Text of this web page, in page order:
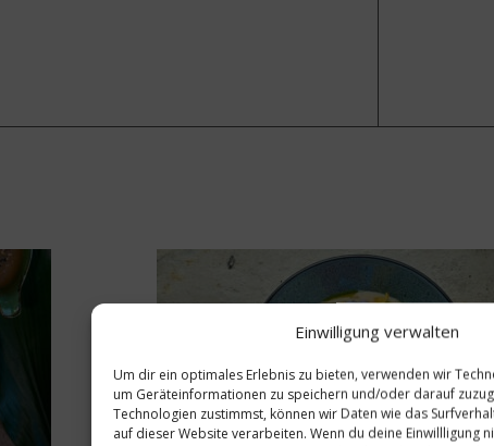
Einwilligung verwalten
Um dir ein optimales Erlebnis zu bieten, verwenden wir
um Geräteinformationen zu speichern und/oder darauf
Technologien zustimmst, können wir Daten wie das
auf dieser Website verarbeiten. Wenn du deine Einwillligung